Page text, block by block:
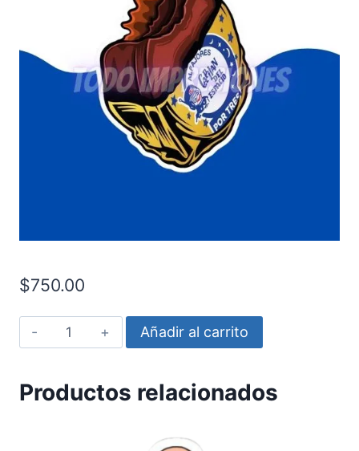
$750.00
Capit?
n
espacio
Añadir al carrito
Productos relacionados